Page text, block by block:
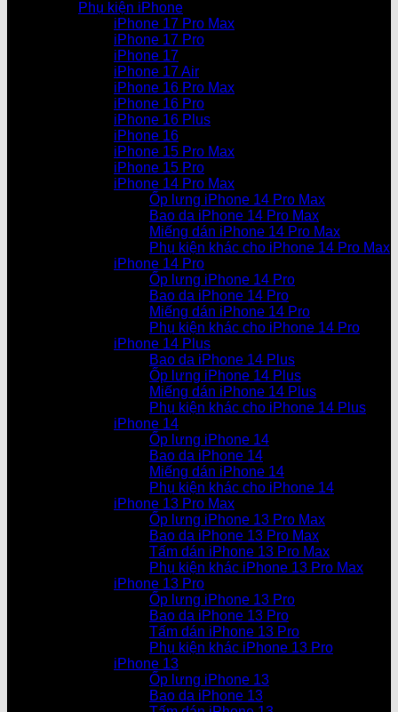
Phụ kiện iPhone
iPhone 17 Pro Max
iPhone 17 Pro
iPhone 17
iPhone 17 Air
iPhone 16 Pro Max
iPhone 16 Pro
iPhone 16 Plus
iPhone 16
iPhone 15 Pro Max
iPhone 15 Pro
iPhone 14 Pro Max
Ốp lưng iPhone 14 Pro Max
Bao da iPhone 14 Pro Max
Miếng dán iPhone 14 Pro Max
Phụ kiện khác cho iPhone 14 Pro Max
iPhone 14 Pro
Ốp lưng iPhone 14 Pro
Bao da iPhone 14 Pro
Miếng dán iPhone 14 Pro
Phụ kiện khác cho iPhone 14 Pro
iPhone 14 Plus
Bao da iPhone 14 Plus
Ốp lưng iPhone 14 Plus
Miếng dán iPhone 14 Plus
Phụ kiện khác cho iPhone 14 Plus
iPhone 14
Ốp lưng iPhone 14
Bao da iPhone 14
Miếng dán iPhone 14
Phụ kiện khác cho iPhone 14
iPhone 13 Pro Max
Ốp lưng iPhone 13 Pro Max
Bao da iPhone 13 Pro Max
Tấm dán iPhone 13 Pro Max
Phụ kiện khác iPhone 13 Pro Max
iPhone 13 Pro
Ốp lưng iPhone 13 Pro
Bao da iPhone 13 Pro
Tấm dán iPhone 13 Pro
Phụ kiện khác iPhone 13 Pro
iPhone 13
Ốp lưng iPhone 13
Bao da iPhone 13